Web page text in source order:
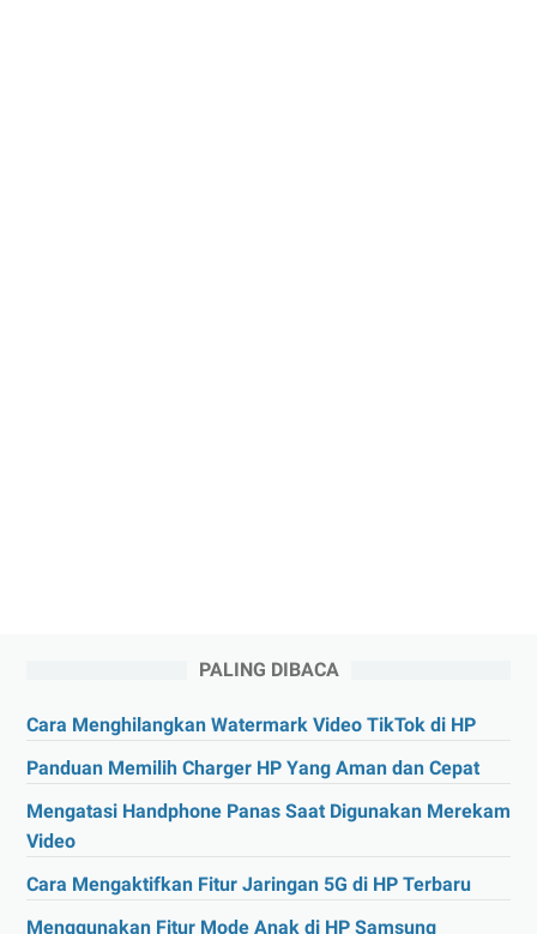
PALING DIBACA
Cara Menghilangkan Watermark Video TikTok di HP
Panduan Memilih Charger HP Yang Aman dan Cepat
Mengatasi Handphone Panas Saat Digunakan Merekam
Video
Cara Mengaktifkan Fitur Jaringan 5G di HP Terbaru
Menggunakan Fitur Mode Anak di HP Samsung